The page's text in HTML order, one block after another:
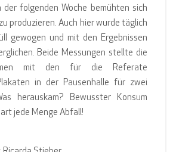
der folgenden Woche bemühten sich
produzieren. Auch hier wurde täglich
gewogen und mit den Ergebnissen
Beide Messungen stellte die
mit den für die Referate
in der Pausenhalle für zwei
herauskam? Bewusster Konsum
jede Menge Abfall!